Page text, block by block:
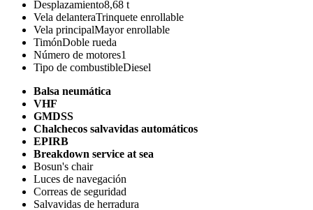
Desplazamiento8,68 t
Vela delanteraTrinquete enrollable
Vela principalMayor enrollable
TimónDoble rueda
Número de motores1
Tipo de combustibleDiesel
Balsa neumática
VHF
GMDSS
Chalchecos salvavidas automáticos
EPIRB
Breakdown service at sea
Bosun's chair
Luces de navegación
Correas de seguridad
Salvavidas de herradura